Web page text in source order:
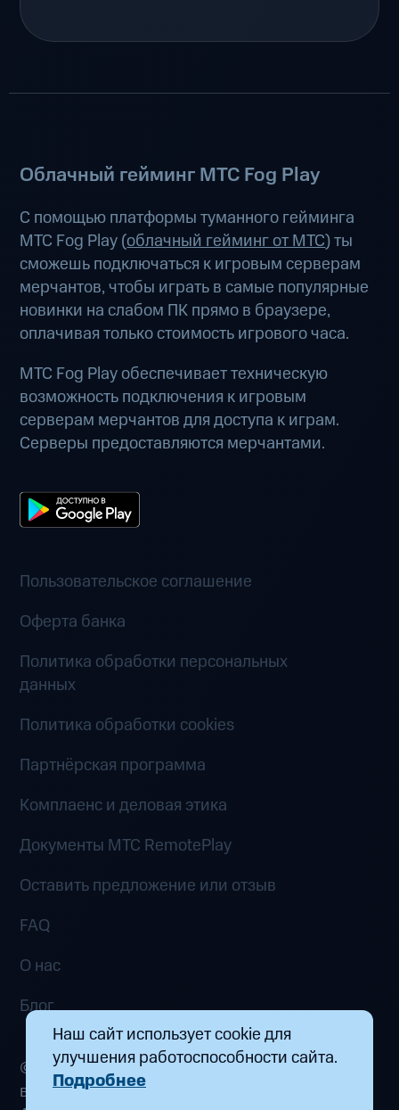
Наш сайт использует cookie для
улучшения работоспособности сайта.
Подробнее
Облачный гейминг МТС Fog Play
С помощью платформы туманного гейминга
МТС Fog Play (облачный гейминг от МТС) ты
сможешь подключаться к игровым серверам
мерчантов, чтобы играть в самые популярные
новинки на слабом ПК прямо в браузере,
оплачивая только стоимость игрового часа.
МТС Fog Play обеспечивает техническую
возможность подключения к игровым
серверам мерчантов для доступа к играм.
Серверы предоставляются мерчантами.
Пользовательское соглашение
Оферта банка
Политика обработки персональных
данных
Политика обработки cookies
Партнёрская программа
Комплаенс и деловая этика
Документы MTC RemotePlay
Оставить предложение или отзыв
FAQ
О нас
Блог
© 2026 ООО «Маркетплейс распределенных
вычислений». Все права защищены